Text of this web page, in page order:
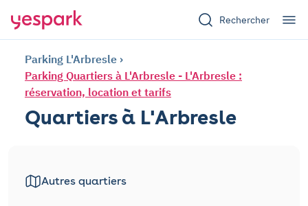
Rechercher
Parking L'Arbresle
Parking Quartiers à L'Arbresle - L'Arbresle :
réservation, location et tarifs
Quartiers à L'Arbresle
Autres quartiers